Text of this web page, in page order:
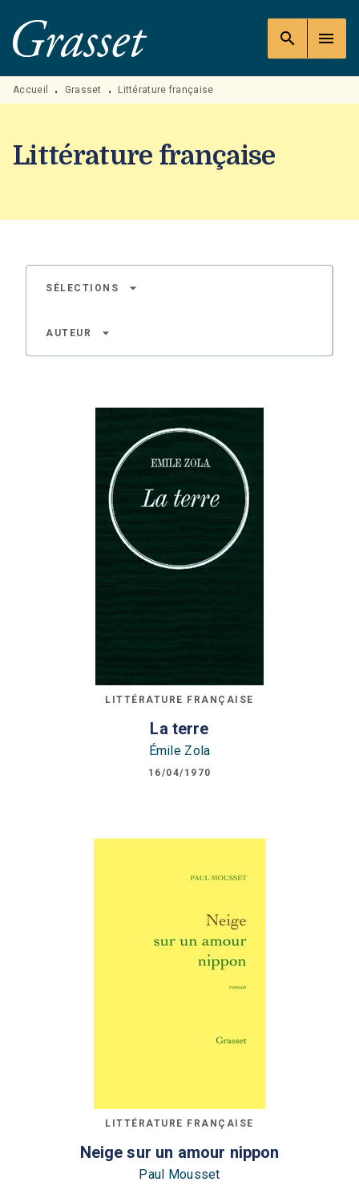
MENU RECHERCHE
PIED DE PAGE
search menu
Accueil • Grasset • Littérature française
Littérature française
SÉLECTIONS arrow_drop_down
AUTEUR arrow_drop_down
LITTÉRATURE FRANÇAISE
La terre
Émile Zola
16/04/1970
LITTÉRATURE FRANÇAISE
Neige sur un amour nippon
Paul Mousset